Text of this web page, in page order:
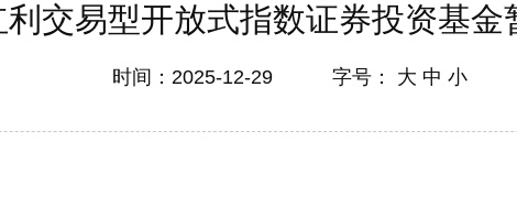
交易型开放式指数证券投资基
时间：2025-12-29 字号： 大 中 小